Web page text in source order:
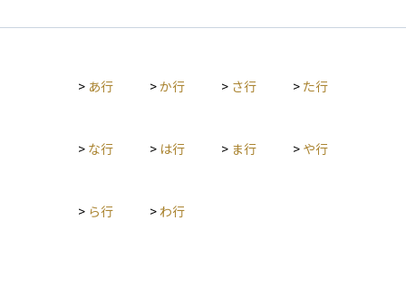
> あ行 >か行 > さ行 > た行
> な行 > は行 > ま行 > や行
> ら行 > わ行